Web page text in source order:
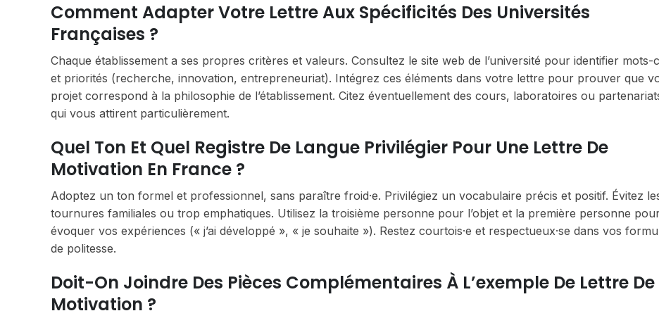
Comment Adapter Votre Lettre Aux Spécificités Des Universités
Françaises ?
Chaque établissement a ses propres critères et valeurs. Consultez le site web de l’université pour identifier mots-
et priorités (recherche, innovation, entrepreneuriat). Intégrez ces éléments dans votre lettre pour prouver que
projet correspond à la philosophie de l’établissement. Citez éventuellement des cours, laboratoires ou
qui vous attirent particulièrement.
Quel Ton Et Quel Registre De Langue Privilégier Pour Une Lettre De
Motivation En France ?
Adoptez un ton formel et professionnel, sans paraître froid·e. Privilégiez un vocabulaire précis et positif. Évitez
tournures familiales ou trop emphatiques. Utilisez la troisième personne pour l’objet et la première personne
évoquer vos expériences (« j’ai développé », « je souhaite »). Restez courtois·e et respectueux·se dans vos
de politesse.
Doit-On Joindre Des Pièces Complémentaires À L’exemple De Lettre De
Motivation ?